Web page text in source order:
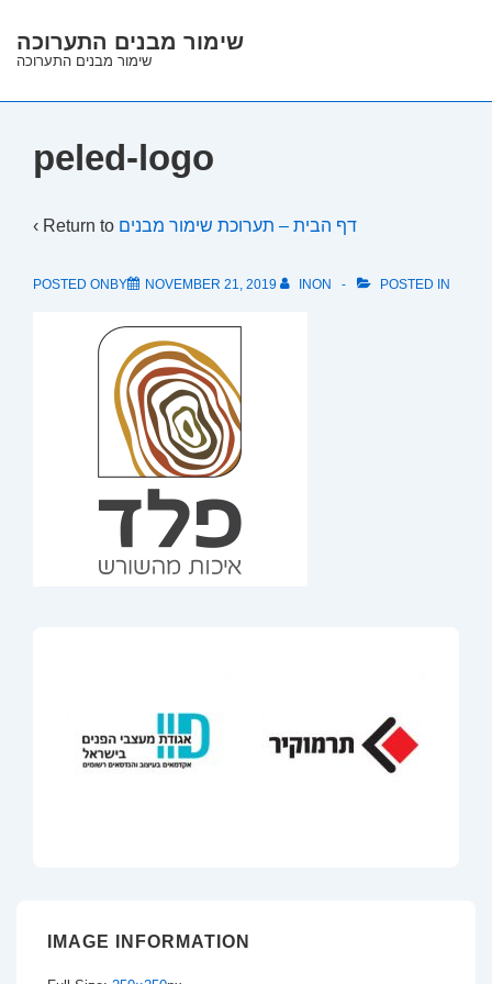
Skip
Main
שימור מבנים התערוכה
שימור מבנים התערוכה
peled-logo
‹ Return to דף הבית – תערוכת שימור מבנים
POSTED ONBY NOVEMBER 21, 2019 INON POSTED IN
IMAGE INFORMATION